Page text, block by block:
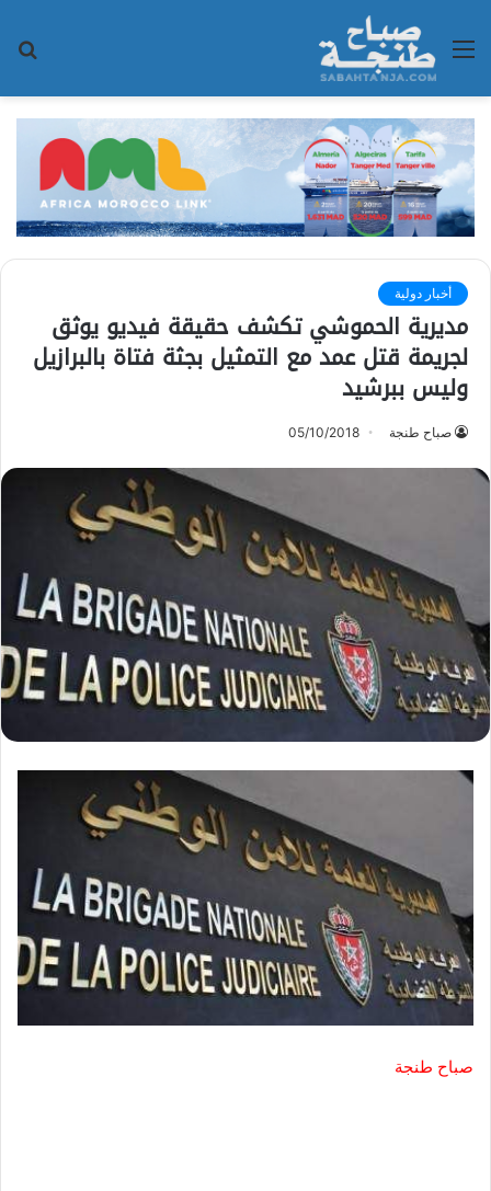
القائمة
أخبار دولية
مديرية الحموشي تكشف حقيقة فيديو يوثق
لجريمة قتل عمد مع التمثيل بجثة فتاة بالبرازيل
وليس ببرشيد
صباح طنجة 05/10/2018
صباح طنجة